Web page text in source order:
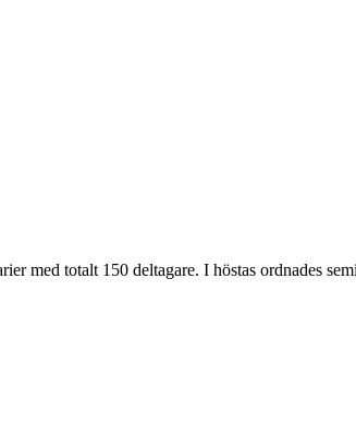
med totalt 150 deltagare. I höstas ordnades